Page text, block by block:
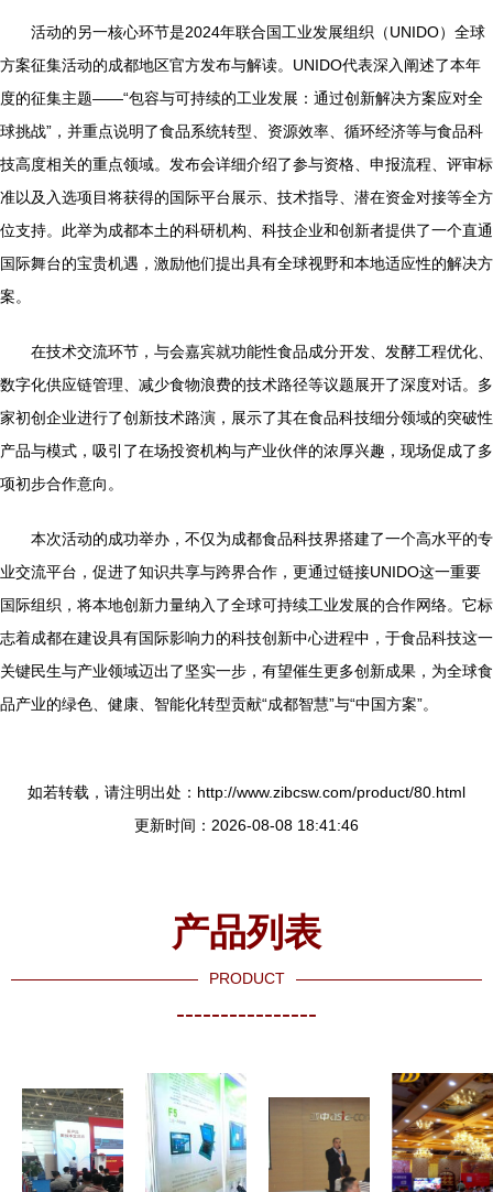
活动的另一核心环节是2024年联合国工业发展组织（UNIDO）全球
方案征集活动的成都地区官方发布与解读。UNIDO代表深入阐述了本年
度的征集主题——“包容与可持续的工业发展：通过创新解决方案应对全
球挑战”，并重点说明了食品系统转型、资源效率、循环经济等与食品科
技高度相关的重点领域。发布会详细介绍了参与资格、申报流程、评审标
准以及入选项目将获得的国际平台展示、技术指导、潜在资金对接等全方
位支持。此举为成都本土的科研机构、科技企业和创新者提供了一个直通
国际舞台的宝贵机遇，激励他们提出具有全球视野和本地适应性的解决方
案。
在技术交流环节，与会嘉宾就功能性食品成分开发、发酵工程优化、
数字化供应链管理、减少食物浪费的技术路径等议题展开了深度对话。多
家初创企业进行了创新技术路演，展示了其在食品科技细分领域的突破性
产品与模式，吸引了在场投资机构与产业伙伴的浓厚兴趣，现场促成了多
项初步合作意向。
本次活动的成功举办，不仅为成都食品科技界搭建了一个高水平的专
业交流平台，促进了知识共享与跨界合作，更通过链接UNIDO这一重要
国际组织，将本地创新力量纳入了全球可持续工业发展的合作网络。它标
志着成都在建设具有国际影响力的科技创新中心进程中，于食品科技这一
关键民生与产业领域迈出了坚实一步，有望催生更多创新成果，为全球食
品产业的绿色、健康、智能化转型贡献“成都智慧”与“中国方案”。
如若转载，请注明出处：http://www.zibcsw.com/product/80.html
更新时间：2026-08-08 18:41:46
产品列表
PRODUCT
----------------